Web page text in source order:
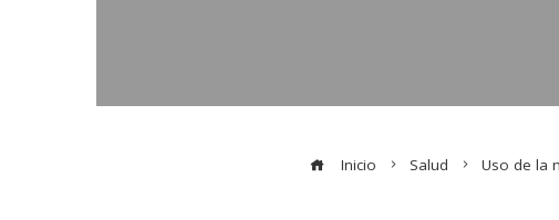
Inicio Salud Uso de la